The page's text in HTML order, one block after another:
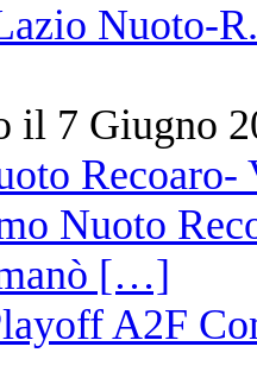
Nuoto-
il 7 Giugno
A2F